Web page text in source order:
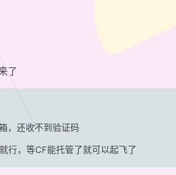
了
，还收不到验证码
行，等CF能托管了就可以起飞了